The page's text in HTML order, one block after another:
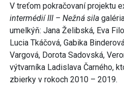
V treťom pokračovaní projektu
intermédií III – Nežná sila
umelkýň: Jana Želibská, Eva
Lucia Tkáčová, Gabika
Vargová, Dorota Sadovská,
výtvarníka Ladislava Čarného,
zbierky v rokoch 2010 – 2019.